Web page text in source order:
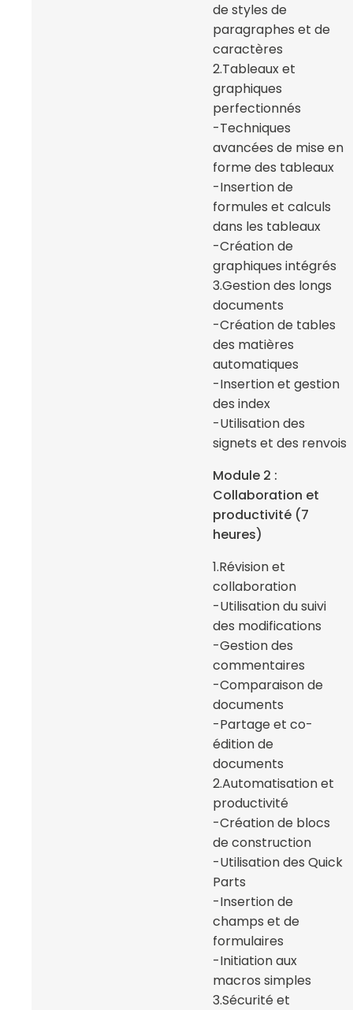
de styles de
paragraphes et de
caractères
2.Tableaux et
graphiques
perfectionnés
-Techniques
avancées de mise en
forme des tableaux
-Insertion de
formules et calculs
dans les tableaux
-Création de
graphiques intégrés
3.Gestion des longs
documents
-Création de tables
des matières
automatiques
-Insertion et gestion
des index
-Utilisation des
signets et des renvois
Module 2 :
Collaboration et
productivité (7
heures)
1.Révision et
collaboration
-Utilisation du suivi
des modifications
-Gestion des
commentaires
-Comparaison de
documents
-Partage et co-
édition de
documents
2.Automatisation et
productivité
-Création de blocs
de construction
-Utilisation des Quick
Parts
-Insertion de
champs et de
formulaires
-Initiation aux
macros simples
3.Sécurité et